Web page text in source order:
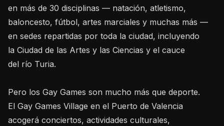
en más de 30 disciplinas — natación, atletismo,
baloncesto, fútbol, artes marciales y muchas más —
en sedes repartidas por toda la ciudad, incluyendo
la Ciudad de las Artes y las Ciencias y el cauce
del río Turia.
Pero los Gay Games son mucho más que deporte.
El Gay Games Village en el Puerto de Valencia
acogerá conciertos, actividades culturales,